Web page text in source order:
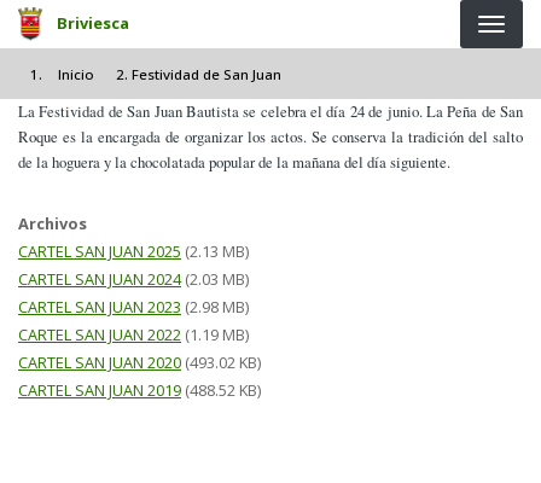
Pasar al contenido principal
Briviesca
Inicio Festividad de San Juan
La Festividad de San Juan Bautista se celebra el día 24 de junio. La Peña de San
Roque es la encargada de organizar los actos. Se conserva la tradición del salto
de la hoguera y la chocolatada popular de la mañana del día siguiente.
Archivos
CARTEL SAN JUAN 2025 (2.13 MB)
CARTEL SAN JUAN 2024 (2.03 MB)
CARTEL SAN JUAN 2023 (2.98 MB)
CARTEL SAN JUAN 2022 (1.19 MB)
CARTEL SAN JUAN 2020 (493.02 KB)
CARTEL SAN JUAN 2019 (488.52 KB)